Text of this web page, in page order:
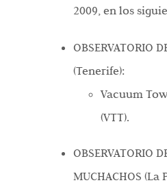
2009, en los
OBSERVATORIO
(Tenerife):
Vacuum
(VTT).
OBSERVATORIO
MUCHACHOS (La